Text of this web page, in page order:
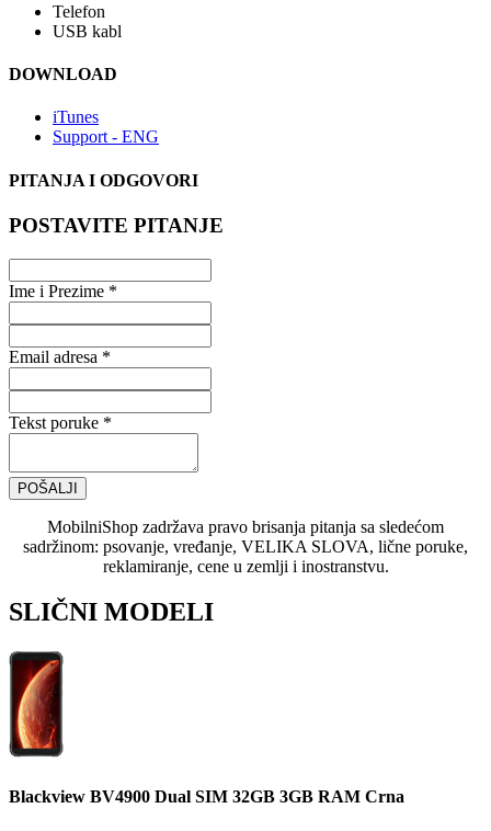
Telefon
USB kabl
DOWNLOAD
iTunes
Support - ENG
PITANJA I ODGOVORI
POSTAVITE PITANJE
Ime i Prezime *
Email adresa *
Tekst poruke *
POŠALJI
MobilniShop zadržava pravo brisanja pitanja sa sledećom
sadržinom: psovanje, vređanje, VELIKA SLOVA, lične poruke,
reklamiranje, cene u zemlji i inostranstvu.
SLIČNI MODELI
Blackview BV4900 Dual SIM 32GB 3GB RAM Crna